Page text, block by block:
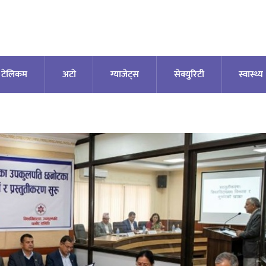
टेलिकम अटाे ग्याजेट्स सेक्युरिटी स्वास्थ्य